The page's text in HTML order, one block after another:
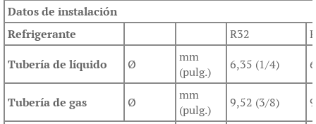
Datos de instalación
Refrigerante
R32
Tubería de líquido
Ø
mm
(pulg.)
6,35 (1/4)
Tubería de gas Ø
mm
(pulg.)
9,52 (3/8)